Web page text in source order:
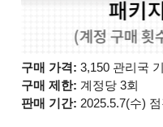
구매 가격: 3,150 관리국
구매 제한: 계정당 3회
판매 기간: 2025.5.7(수)